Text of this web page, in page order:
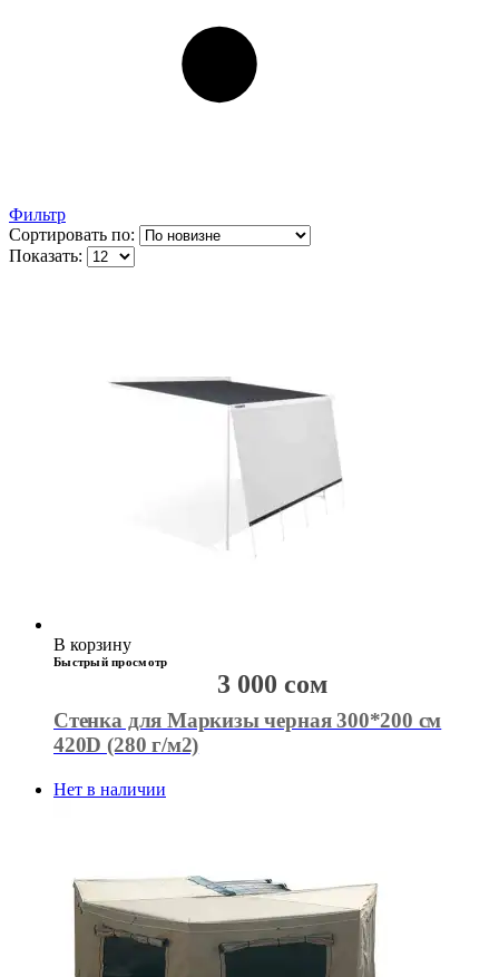
Фильтр
Сортировать по:
Показать:
В корзину
Быстрый просмотр
Стенка для Маркизы черная 300*200 см
420D (280 г/м2)
3 000 сом
Нет в наличии